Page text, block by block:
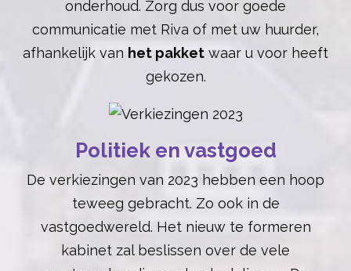
onderhoud. Zorg dus voor goede
communicatie met Riva of met uw huurder,
afhankelijk van het pakket waar u voor heeft
gekozen.
Politiek en vastgoed
De verkiezingen van 2023 hebben een hoop
teweeg gebracht. Zo ook in de
vastgoedwereld. Het nieuw te formeren
kabinet zal beslissen over de vele